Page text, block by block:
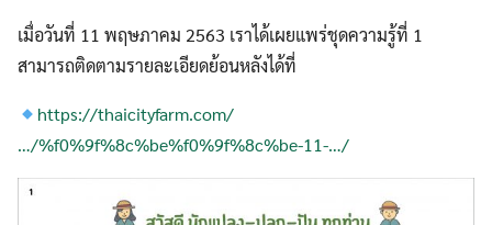
เมื่อวันที่ 11 พฤษภาคม 2563 เราได้เผยแพร่ชุดความรู้ที่ 1
สามารถติดตามรายละเอียดย้อนหลังได้ที่
https://thaicityfarm.com/
…/%f0%9f%8c%be%f0%9f%8c%be-11-…/